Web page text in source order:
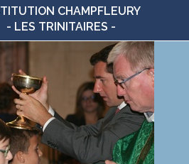
CHAMPFLEURY
- LES TRINITAIRES -